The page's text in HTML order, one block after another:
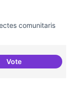
comunitaris
VoteProjecte Radars